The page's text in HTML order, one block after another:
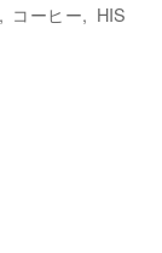
コーヒー HIS